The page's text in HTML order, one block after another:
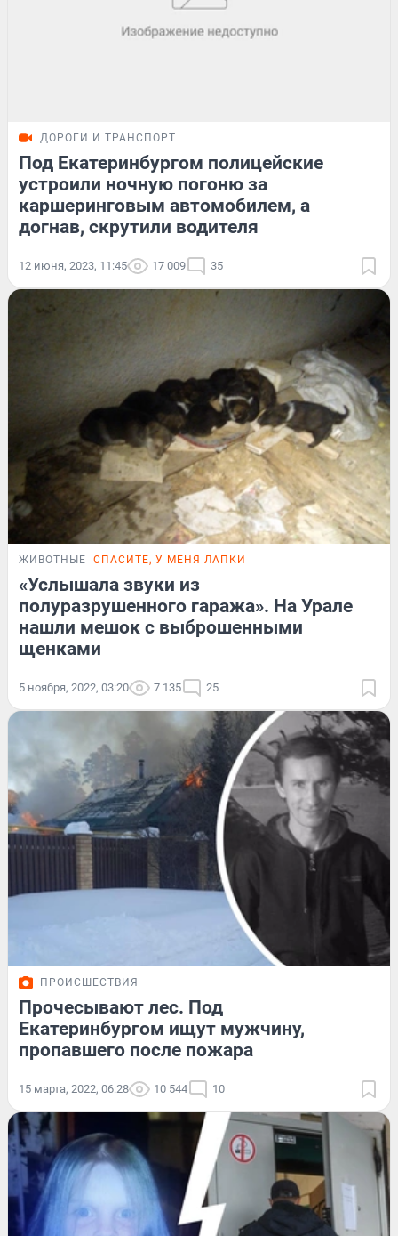
ДОРОГИ И ТРАНСПОРТ
Под Екатеринбургом полицейские
устроили ночную погоню за
каршеринговым автомобилем, а
догнав, скрутили водителя
12 июня, 2023, 11:45 17 009 35
ЖИВОТНЫЕ СПАСИТЕ, У МЕНЯ ЛАПКИ
«Услышала звуки из
полуразрушенного гаража». На Урале
нашли мешок с выброшенными
щенками
5 ноября, 2022, 03:20 7 135 25
ПРОИСШЕСТВИЯ
Прочесывают лес. Под
Екатеринбургом ищут мужчину,
пропавшего после пожара
15 марта, 2022, 06:28 10 544 10